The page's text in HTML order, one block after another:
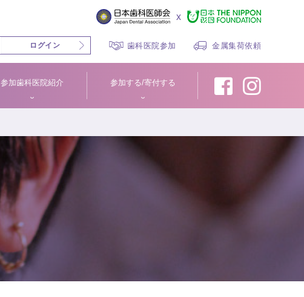
x
ログイン 歯科医院参加 金属集荷依頼
参加歯科医院紹介 参加する/寄付する